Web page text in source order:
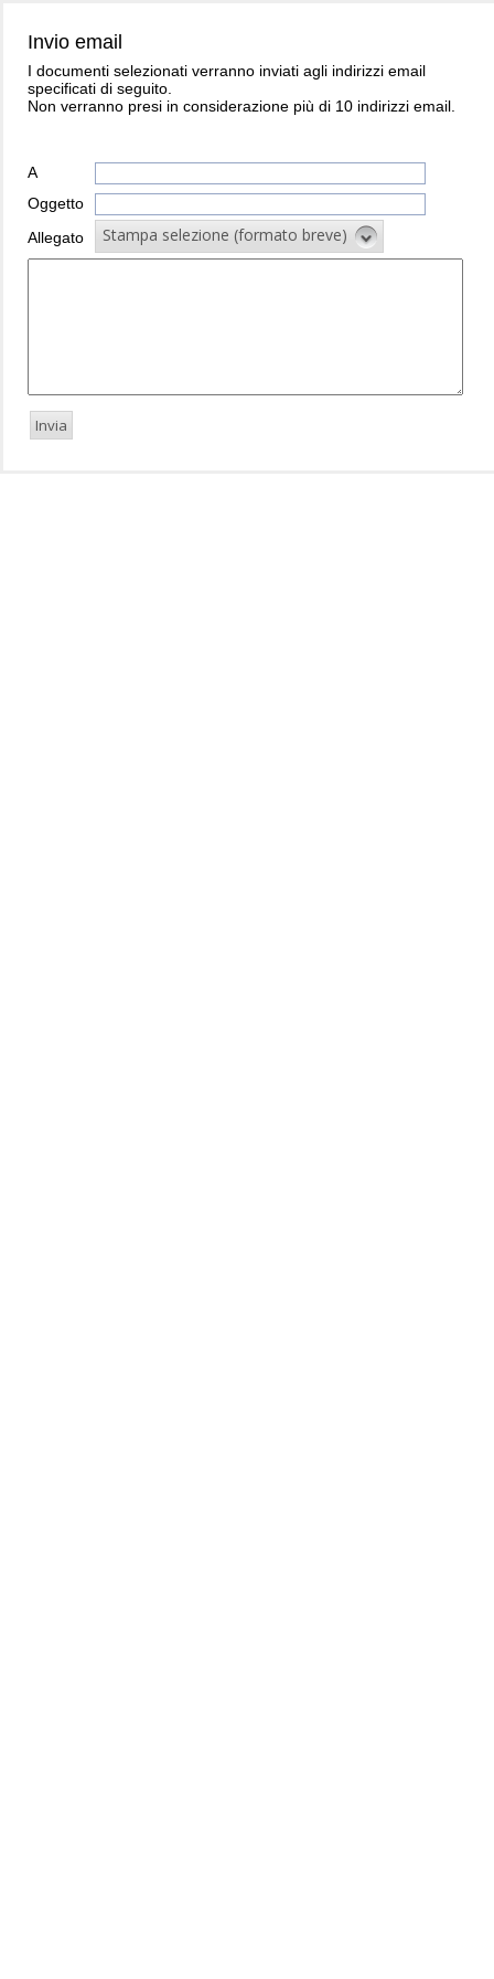
Invio email
I documenti selezionati verranno inviati agli indirizzi email
specificati di seguito.
Non verranno presi in considerazione più di 10 indirizzi email.
A
Oggetto
Allegato
Stampa selezione (formato breve)